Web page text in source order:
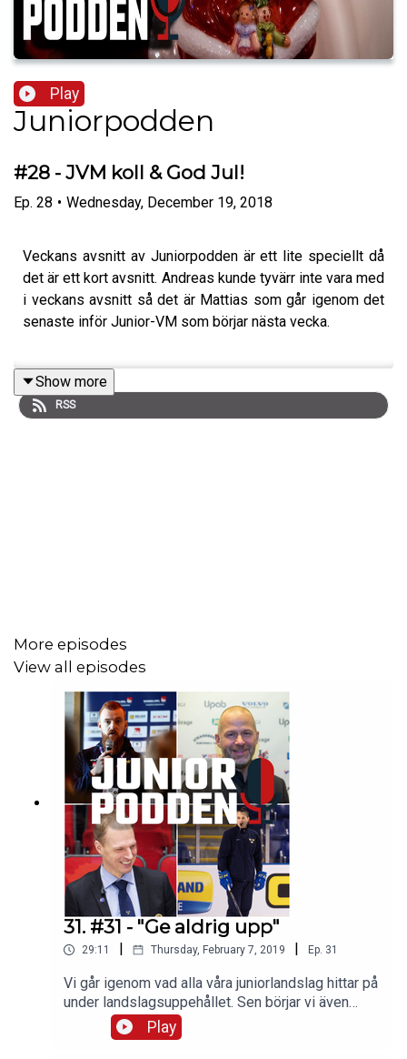
Play
Juniorpodden
#28 - JVM koll & God Jul!
Ep. 28 • Wednesday, December 19, 2018
Veckans avsnitt av Juniorpodden är ett lite speciellt då
det är ett kort avsnitt. Andreas kunde tyvärr inte vara med
i veckans avsnitt så det är Mattias som går igenom det
senaste inför Junior-VM som börjar nästa vecka.
Vill även passa på att be om ursäkt för uttalet av
namnen på vissa spelare.
Om du vill komma i kontakt med oss:
Hockeymagsinet påTwitteroch Facebook
Juniorhockeysnack (Facebook-grupp)
#juniorpodden
Om oss på hockeymagasinet.com
Show more
RSS
More episodes
View all episodes
31. #31 - "Ge aldrig upp"
29:11 | Thursday, February 7, 2019 | Ep. 31
Vi går igenom vad alla våra juniorlandslag hittar på
under landslagsuppehållet. Sen börjar vi även
prata upp U18-VM som går av stapeln i Sverige.I
avsnittet så pratar vi också kring våra
Play